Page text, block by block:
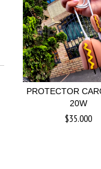
PROTECTOR
20W
$35.000